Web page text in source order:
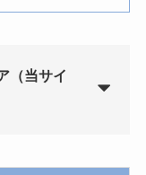
（当サイ